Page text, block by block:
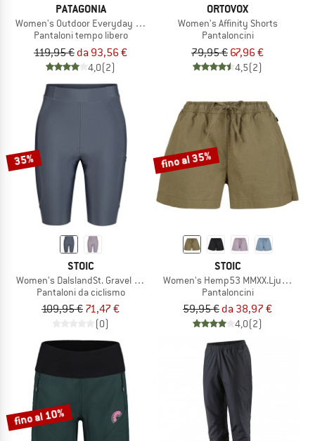
PATAGONIA
Women's Outdoor Everyday Cargo Pants
Pantaloni tempo libero
119,95 € da 93,56 €
4,0(2)
ORTOVOX
Women's Affinity Shorts
Pantaloncini
79,95 € 67,96 €
4,5(2)
35%
STOIC
Women's DalslandSt. Gravel Short Tights II
Pantaloni da ciclismo
109,95 € 71,47 €
(0)
fino al 35%
STOIC
Women's Hemp53 MMXX.Ljungby
Pantaloncini
59,95 € da 38,97 €
4,0(2)
fino al 10%